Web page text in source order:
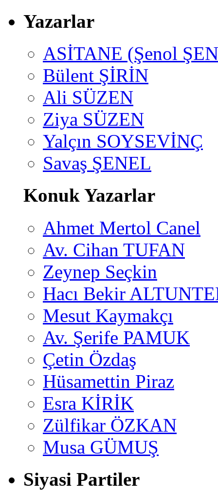
Yazarlar
ASİTANE (Şenol
Bülent ŞİRİN
Ali SÜZEN
Ziya SÜZEN
Yalçın SOYSEVİNÇ
Savaş ŞENEL
Konuk Yazarlar
Ahmet Mertol Canel
Av. Cihan TUFAN
Zeynep Seçkin
Hacı Bekir
Mesut Kaymakçı
Av. Şerife PAMUK
Çetin Özdaş
Hüsamettin Piraz
Esra KİRİK
Zülfikar ÖZKAN
Musa GÜMUŞ
Siyasi Partiler